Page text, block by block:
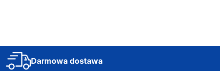
Darmowa dostawa